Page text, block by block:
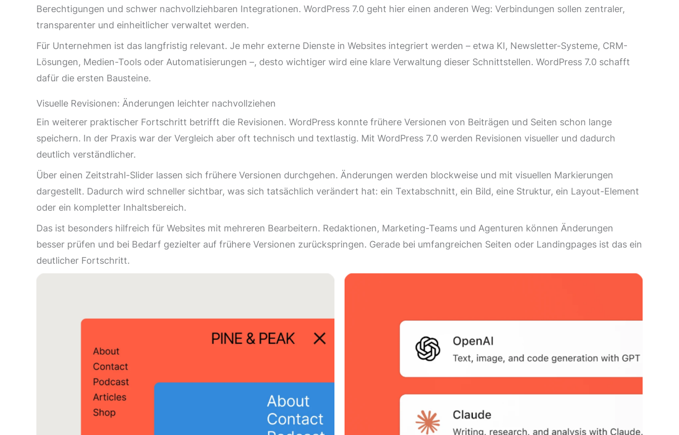
Berechtigungen und schwer nachvollziehbaren Integrationen. WordPress 7.0 geht hier einen anderen Weg: Verbindungen sollen zentraler,
transparenter und einheitlicher verwaltet werden.
Für Unternehmen ist das langfristig relevant. Je mehr externe Dienste in Websites integriert werden – etwa KI, Newsletter-Systeme, CRM-
Lösungen, Medien-Tools oder Automatisierungen –, desto wichtiger wird eine klare Verwaltung dieser Schnittstellen. WordPress 7.0 schafft
dafür die ersten Bausteine.
Visuelle Revisionen: Änderungen leichter nachvollziehen
Ein weiterer praktischer Fortschritt betrifft die Revisionen. WordPress konnte frühere Versionen von Beiträgen und Seiten schon lange
speichern. In der Praxis war der Vergleich aber oft technisch und textlastig. Mit WordPress 7.0 werden Revisionen visueller und dadurch
deutlich verständlicher.
Über einen Zeitstrahl-Slider lassen sich frühere Versionen durchgehen. Änderungen werden blockweise und mit visuellen Markierungen
dargestellt. Dadurch wird schneller sichtbar, was sich tatsächlich verändert hat: ein Textabschnitt, ein Bild, eine Struktur, ein Layout-Element
oder ein kompletter Inhaltsbereich.
Das ist besonders hilfreich für Websites mit mehreren Bearbeitern. Redaktionen, Marketing-Teams und Agenturen können Änderungen
besser prüfen und bei Bedarf gezielter auf frühere Versionen zurückspringen. Gerade bei umfangreichen Seiten oder Landingpages ist das ein
deutlicher Fortschritt.
No Caption